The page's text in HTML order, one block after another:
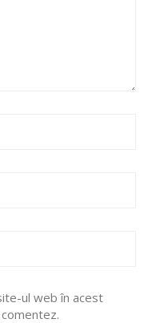
ul web în acest